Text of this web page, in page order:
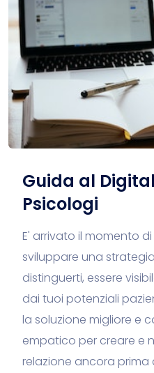
Guida al
Psicologi
E' arrivato il momento
sviluppare una
distinguerti, essere
dai tuoi potenziali
la soluzione migliore e
empatico per creare e
relazione ancora prima